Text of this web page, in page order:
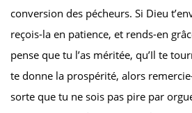
conversion des pécheurs. Si Dieu
reçois-la en patience, et rends-en
pense que tu l’as méritée, qu’Il te
te donne la prospérité, alors
sorte que tu ne sois pas pire par